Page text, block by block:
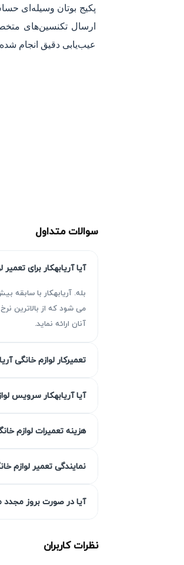
پکیج بوتان وسیله‌ای
ارسال تکنسین‌های
عیب‌یابی دقیق انجام
گارانتی کتبی
مشتریان ما است.
سوالات متداول
آیا آریابهکار برای
می شود که از بالاترین
آنان ارائه نماید.
تعمیرکار لوازم خانگی
آیا آریابهکار سرویس
هزینه تعمیرات لوازم
نمایندگی تعمیر لوازم
آیا در صورت بروز
نظرات کاربران